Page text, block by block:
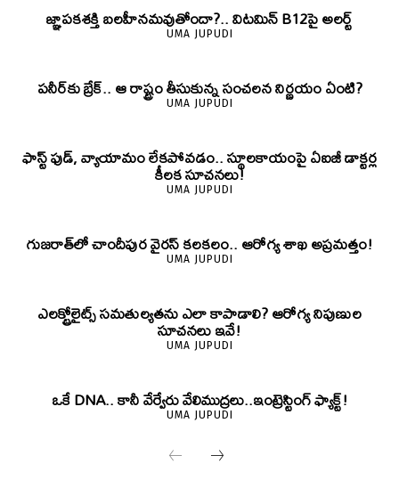
జ్ఞాపకశక్తి బలహీనమవుతోందా?.. విటమిన్ B12పై అలర్ట్
UMA JUPUDI
పనీర్‌కు బ్రేక్.. ఆ రాష్ట్రం తీసుకున్న సంచలన నిర్ణయం ఏంటి?
UMA JUPUDI
ఫాస్ట్ ఫుడ్, వ్యాయామం లేకపోవడం.. స్థూలకాయంపై ఏఐజీ డాక్టర్ల
కీలక సూచనలు!
UMA JUPUDI
గుజరాత్‌లో చాందీపుర వైరస్ కలకలం.. ఆరోగ్య శాఖ అప్రమత్తం!
UMA JUPUDI
ఎలక్ట్రోలైట్స్ సమతుల్యతను ఎలా కాపాడాలి? ఆరోగ్య నిపుణుల
సూచనలు ఇవే!
UMA JUPUDI
ఒకే DNA.. కానీ వేర్వేరు వేలిముద్రలు..ఇంట్రెస్టింగ్ ఫ్యాక్ట్!
UMA JUPUDI